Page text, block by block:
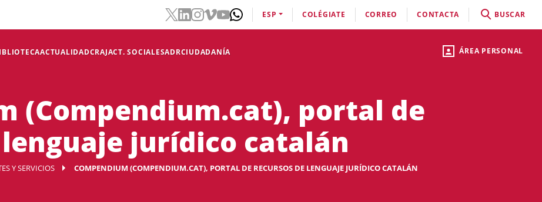
ÁREA PERSONAL
ACTUALIDADCRAJACT. SOCIALESADRCIUDADANÍA
ESP COLÉGIATE CORREO CONTACTA BUSCAR
(Compendium.cat), portal de
jurídico catalán
Y SERVICIOS COMPENDIUM (COMPENDIUM.CAT), PORTAL DE RECURSOS DE LENGUAJE JURÍDICO CATALÁN